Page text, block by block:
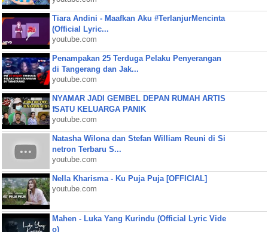
Tiara Andini - Maafkan Aku #TerlanjurMencinta
(Official Lyric...
youtube.com
Penampakan 25 Terduga Pelaku Penyerangan
di Tangerang dan Jak...
youtube.com
NYAMAR JADI GEMBEL DEPAN RUMAH ARTIS
❗SATU KELUARGA PANIK
youtube.com
Natasha Wilona dan Stefan William Reuni di Si
netron Terbaru S...
youtube.com
Nella Kharisma - Ku Puja Puja [OFFICIAL]
youtube.com
Mahen - Luka Yang Kurindu (Official Lyric Vide
o)